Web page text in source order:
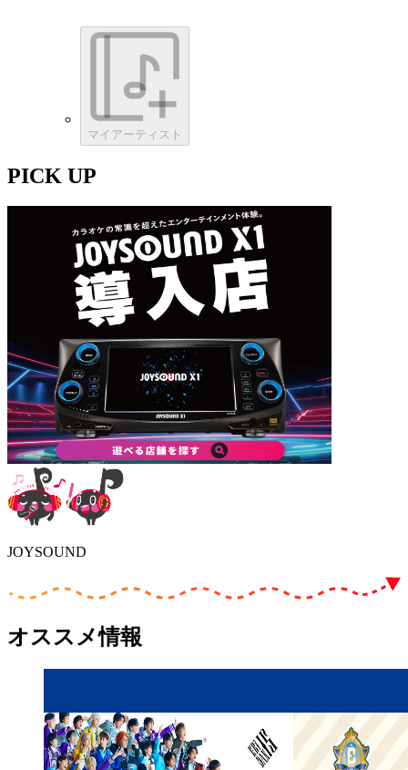
マイアーティスト
PICK UP
JOYSOUND
オススメ情報